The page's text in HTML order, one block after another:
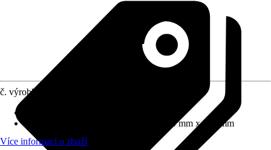
č. výrobku
250 mm x 250 mm
Více informací o zboží